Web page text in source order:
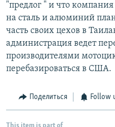
"предлог " и что
на сталь и алюминий
часть своих цехов в
администрация ведет
производителями
перебазироваться в США.
Поделиться Follow